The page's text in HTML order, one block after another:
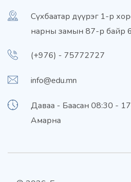
Сүхбаатар дүүрэг 1-р
нарны замын 87-р байр
(+976) - 75772727
info@edu.mn
Даваа - Баасан 08:30 -
Амарна